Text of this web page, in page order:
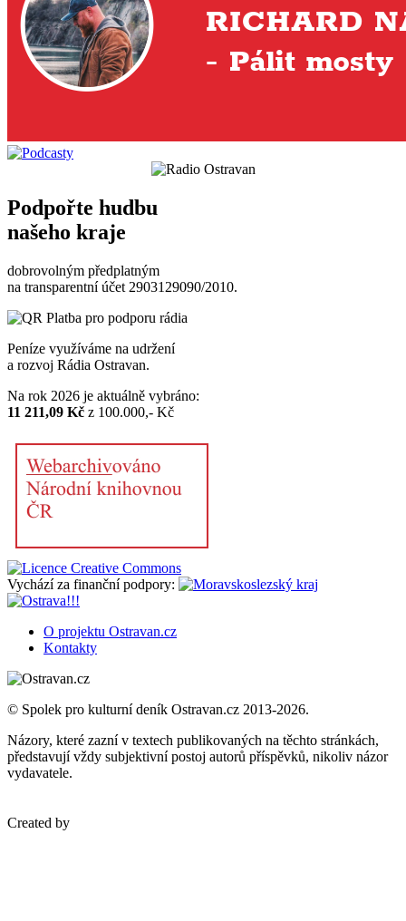
Podpořte hudbu
našeho kraje
dobrovolným předplatným
na transparentní účet 2903129090/2010.
Peníze využíváme na udržení
a rozvoj Rádia Ostravan.
Na rok 2026 je aktuálně vybráno:
11 211,09 Kč z 100.000,- Kč
Vychází za finanční podpory:
O projektu Ostravan.cz
Kontakty
© Spolek pro kulturní deník Ostravan.cz 2013-2026.
Názory, které zazní v textech publikovaných na těchto stránkách,
představují vždy subjektivní postoj autorů příspěvků, nikoliv názor
vydavatele.
Created by